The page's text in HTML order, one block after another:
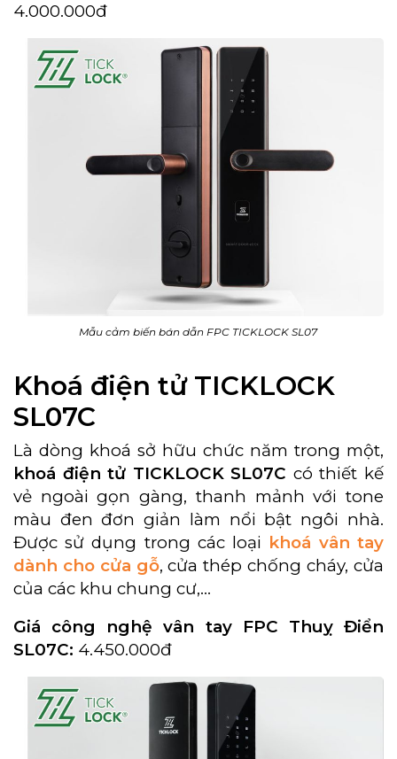
4.000.000đ
Mẫu cảm biến bán dẫn FPC TICKLOCK SL07
Khoá điện tử TICKLOCK
SL07C
Là dòng khoá sở hữu chức năm trong một,
khoá điện tử TICKLOCK SL07C có thiết kế
vẻ ngoài gọn gàng, thanh mảnh với tone
màu đen đơn giản làm nổi bật ngôi nhà.
Được sử dụng trong các loại khoá vân tay
dành cho cửa gỗ, cửa thép chống cháy, cửa
của các khu chung cư,…
Giá công nghệ vân tay FPC Thuỵ Điển
SL07C: 4.450.000đ